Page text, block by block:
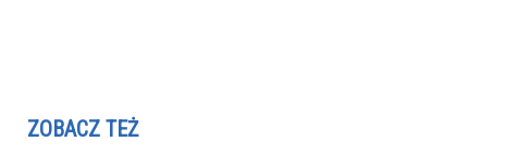
ZOBACZ TEŻ